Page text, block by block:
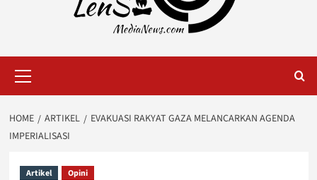
Menu
HOME ARTIKEL
EVAKUASI RAKYAT GAZA MELANCARKAN AGENDA
IMPERIALISASI
Artikel Opini